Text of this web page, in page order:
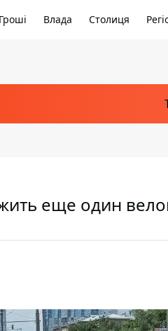
Гроші Влада Столиця
еще один